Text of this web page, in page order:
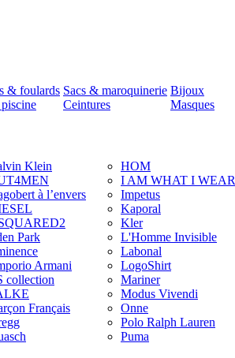
& foulards Sacs & maroquinerie
Ceintures
Bijoux
Masques
Klein
à l’envers
Park
Armani
collection
Français
HOM
I AM WHAT I WEAR
Impetus
Kaporal
Kler
L'Homme Invisible
Labonal
LogoShirt
Mariner
Modus Vivendi
Onne
Polo Ralph Lauren
Puma